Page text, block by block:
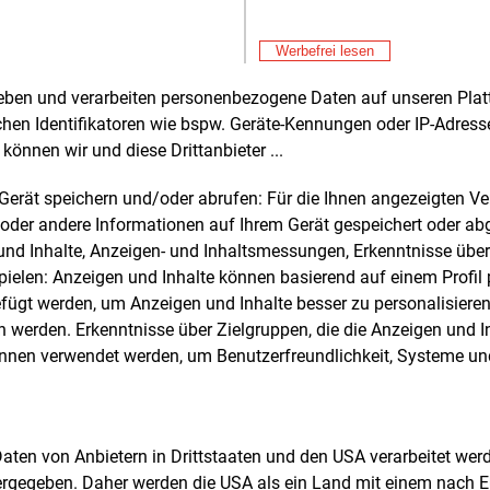
Werbefrei lesen
und verarbeiten personenbezogene Daten auf unseren
Identifikatoren wie bspw. Geräte-Kennungen oder IP-
wir und diese Drittanbieter ...
speichern und/oder abrufen: Für die Ihnen angezeigten
andere Informationen auf Ihrem Gerät gespeichert oder
Inhalte, Anzeigen- und Inhaltsmessungen, Erkenntnisse
Anzeigen und Inhalte können basierend auf einem Profil
werden, um Anzeigen und Inhalte besser zu
werden. Erkenntnisse über Zielgruppen, die die Anzeigen und
verwendet werden, um Benutzerfreundlichkeit, Systeme
von Anbietern in Drittstaaten und den USA verarbeitet
Daher werden die USA als ein Land mit einem nach
Bereits 25 Prozent der befragten
nutzen Batteriespeicher. Weitere
planen deren Einsatz. Damit
mit dieser Technologie oder
sie bereits ein. Als wichtigste
nennt die Studie die
von Lastspitzen, die Nutzung
Strompreise und die Optimierung
der besonders energieintensiven
E&M
E&M
E&M
E&M